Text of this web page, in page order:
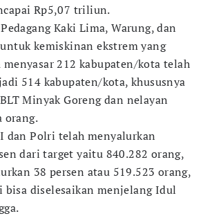
Rp5,07 triliun.
Kaki Lima, Warung, dan
kemiskinan ekstrem yang
menyasar 212 kabupaten/kota telah
514 kabupaten/kota, khususnya
Minyak Goreng dan nelayan
orang.
dan Polri telah menyalurkan
dari target yaitu 840.282 orang,
38 persen atau 519.523 orang,
diselesaikan menjelang Idul